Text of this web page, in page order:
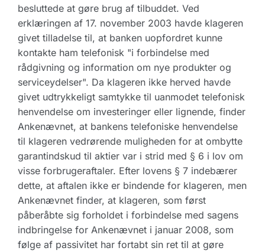
besluttede at gøre brug af tilbuddet. Ved
erklæringen af 17. november 2003 havde klageren
givet tilladelse til, at banken uopfordret kunne
kontakte ham telefonisk "i forbindelse med
rådgivning og information om nye produkter og
serviceydelser". Da klageren ikke herved havde
givet udtrykkeligt samtykke til uanmodet telefonisk
henvendelse om investeringer eller lignende, finder
Ankenævnet, at bankens telefoniske henvendelse
til klageren vedrørende muligheden for at ombytte
garantindskud til aktier var i strid med § 6 i lov om
visse forbrugeraftaler. Efter lovens § 7 indebærer
dette, at aftalen ikke er bindende for klageren, men
Ankenævnet finder, at klageren, som først
påberåbte sig forholdet i forbindelse med sagens
indbringelse for Ankenævnet i januar 2008, som
følge af passivitet har fortabt sin ret til at gøre